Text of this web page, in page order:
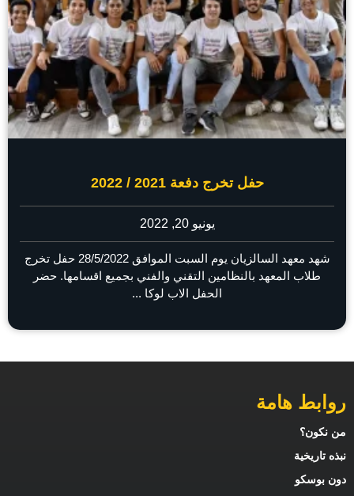
حفل تخرج دفعة 2021 / 2022
يونيو 20, 2022
شهد معهد السالزيان يوم السبت الموافق 28/5/2022 حفل تخرج
طلاب المعهد بالنظامين التقني والفني بجميع اقسامها. حضر
الحفل الاب لوكا ...
روابط هامة
من نكون؟
نبذه تاريخية
دون بوسكو